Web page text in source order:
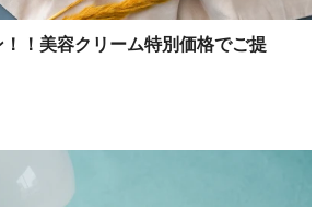
！美容クリーム特別価格でご提